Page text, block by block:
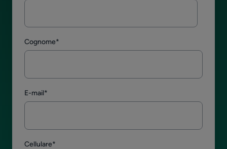
Cognome*
E-mail*
Cellulare*